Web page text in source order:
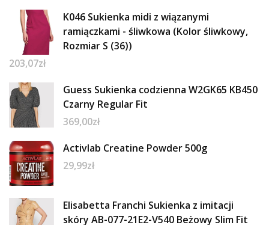
K046 Sukienka midi z wiązanymi
ramiączkami - śliwkowa (Kolor śliwkowy,
Rozmiar S (36))
203,07zł
Guess Sukienka codzienna W2GK65 KB450
Czarny Regular Fit
369,00zł
Activlab Creatine Powder 500g
29,99zł
Elisabetta Franchi Sukienka z imitacji
skóry AB-077-21E2-V540 Beżowy Slim Fit